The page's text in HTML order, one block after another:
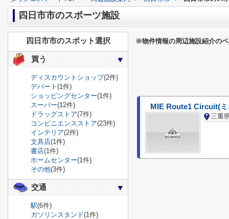
四日市市のスポーツ施設
※物件情報の周辺施設紹介の
三重
四日市市のスポット選択
買う
ディスカウントショップ(2件)
デパート (1件)
ショッピングセンター(1件)
スーパー(12件)
ドラッグストア(7件)
コンビニエンスストア(23件)
インテリア(2件)
文具店(1件)
書店(1件)
ホームセンター(1件)
その他(3件)
交通
駅(6件)
ガソリンスタンド(1件)